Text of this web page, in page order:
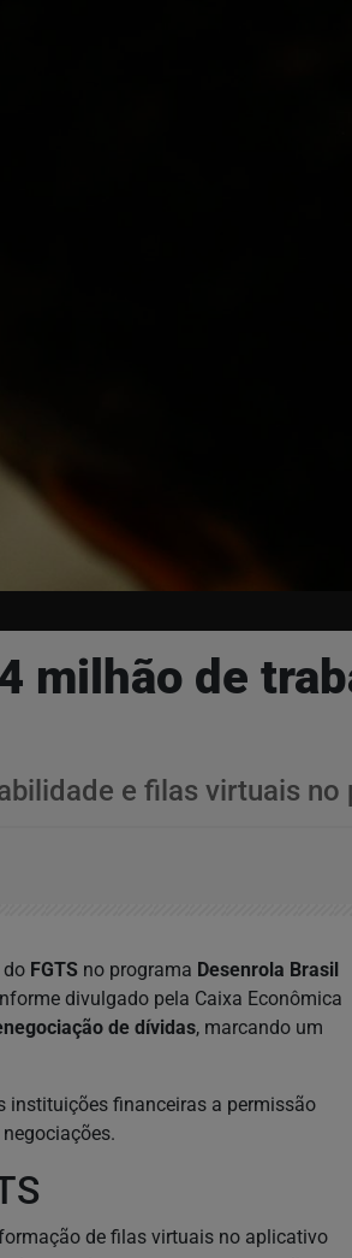
milhão de
e filas virtuais
do FGTS no programa Desenrola Brasil
divulgado pela Caixa Econômica
de dívidas, marcando um
instituições financeiras a permissão
de filas virtuais no aplicativo